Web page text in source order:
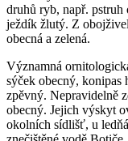
druhů ryb, např.
ježdík žlutý. Z
obecná a zelená.
Významná
sýček obecný, konipas
zpěvný. Nepravidelně
obecný. Jejich výskyt
okolních sídlišť, u